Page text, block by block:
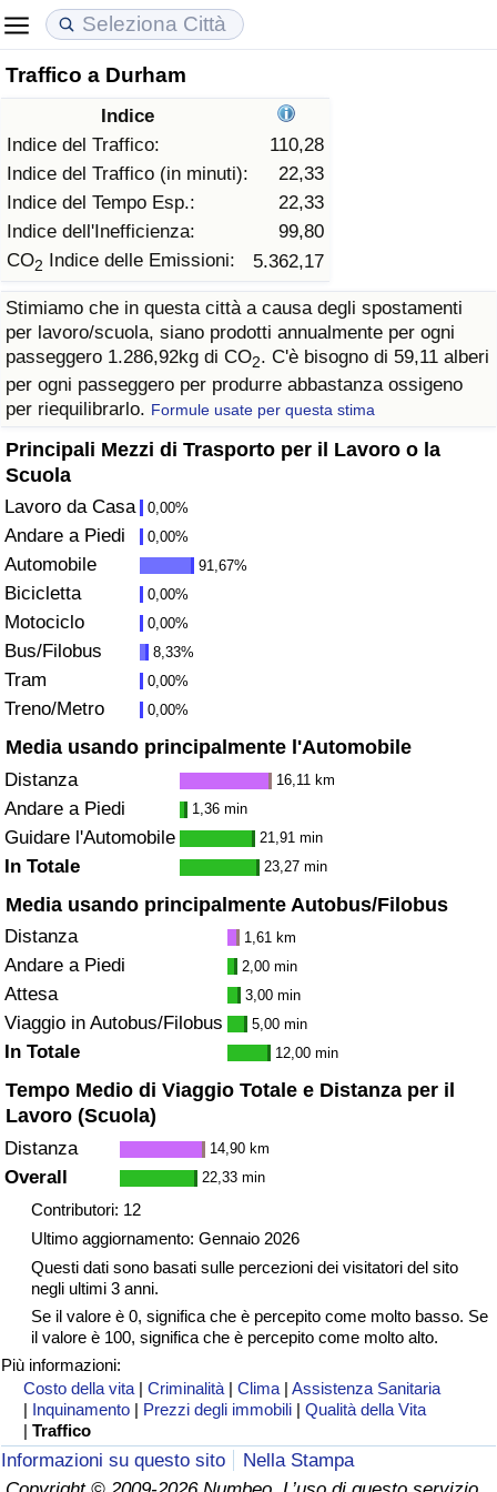
Traffico a Durham
Indice
Indice del Traffico:
110,28
Indice del Traffico (in minuti):
22,33
Indice del Tempo Esp.:
22,33
Indice dell'Inefficienza:
99,80
CO2 Indice delle Emissioni: 5.362,17
Stimiamo che in questa città a causa degli spostamenti
per lavoro/scuola, siano prodotti annualmente per ogni
passeggero 1.286,92kg di CO2. C'è bisogno di 59,11 alberi
per ogni passeggero per produrre abbastanza ossigeno
per riequilibrarlo. Formule usate per questa stima
Principali Mezzi di Trasporto per il Lavoro o la
Scuola
Lavoro da Casa 0,00%
Andare a Piedi 0,00%
Automobile 91,67%
Bicicletta 0,00%
Motociclo 0,00%
Bus/Filobus 8,33%
Tram 0,00%
Treno/Metro 0,00%
Media usando principalmente l'Automobile
Distanza 16,11 km
Andare a Piedi 1,36 min
Guidare l'Automobile 21,91 min
In Totale 23,27 min
Media usando principalmente Autobus/Filobus
Distanza 1,61 km
Andare a Piedi 2,00 min
Attesa 3,00 min
Viaggio in Autobus/Filobus 5,00 min
In Totale 12,00 min
Tempo Medio di Viaggio Totale e Distanza per il
Lavoro (Scuola)
Distanza 14,90 km
Overall 22,33 min
Contributori: 12
Ultimo aggiornamento: Gennaio 2026
Questi dati sono basati sulle percezioni dei visitatori del sito
negli ultimi 3 anni.
Se il valore è 0, significa che è percepito come molto basso. Se
il valore è 100, significa che è percepito come molto alto.
Più informazioni:
Costo della vita |Criminalità |Clima |Assistenza Sanitaria
| Inquinamento | Prezzi degli immobili |Qualità della Vita
|Traffico
Informazioni su questo sito
Nella Stampa
Costo della vita
Indice Del Costo Della Vita (corrente)
Indice Del Costo Della Vita
Indice del Costo della Vita per Nazione
ad Aqaba
Prezzi degli immobili
Indice del Prezzo delle Case (Corrente)
Indice del Prezzo delle Case
Indice del Prezzo delle Case per Nazione
Qualità della Vita
Indice della Qualità della Vita
Indice della Qualità della Vita (Corrente)
Indice della qualità della vita per Paese
Criminalità
Indice del Tasso di Criminalità (Corrente)
Indice della Criminalità
Indice di criminalità per paese
Assistenza Sanitaria
Indice dell’Assistenza Sanitaria (Corrente)
Indice dell’Assistenza Sanitaria
Indice dell’Assistenza Sanitaria per
Inquinamento
Indice dell’Inquinamento (Corrente)
Indice di inquinamento
Indice dell’Inquinamento per Nazione
Traffico
Indice del traffico (Corrente)
Indice del traffico per Nazione